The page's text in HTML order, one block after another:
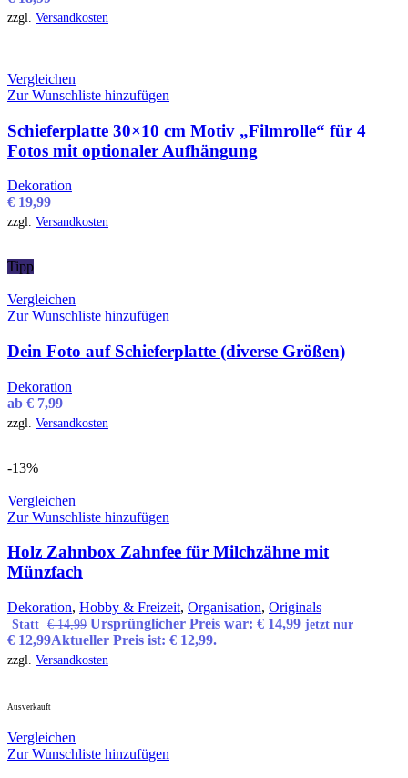
zzgl. Versandkosten
Vergleichen
Zur Wunschliste hinzufügen
Schieferplatte 30×10 cm Motiv „Filmrolle“ für 4
Fotos mit optionaler Aufhängung
Dekoration
€ 19,99
zzgl. Versandkosten
Tipp
Vergleichen
Zur Wunschliste hinzufügen
Dein Foto auf Schieferplatte (diverse Größen)
Dekoration
ab € 7,99
zzgl. Versandkosten
-13%
Vergleichen
Zur Wunschliste hinzufügen
Holz Zahnbox Zahnfee für Milchzähne mit
Münzfach
Dekoration, Hobby & Freizeit, Organisation, Originals
Statt €14,99 Ursprünglicher Preis war: € 14,99 jetzt nur
€ 12,99Aktueller Preis ist: € 12,99.
zzgl. Versandkosten
Ausverkauft
Vergleichen
Zur Wunschliste hinzufügen